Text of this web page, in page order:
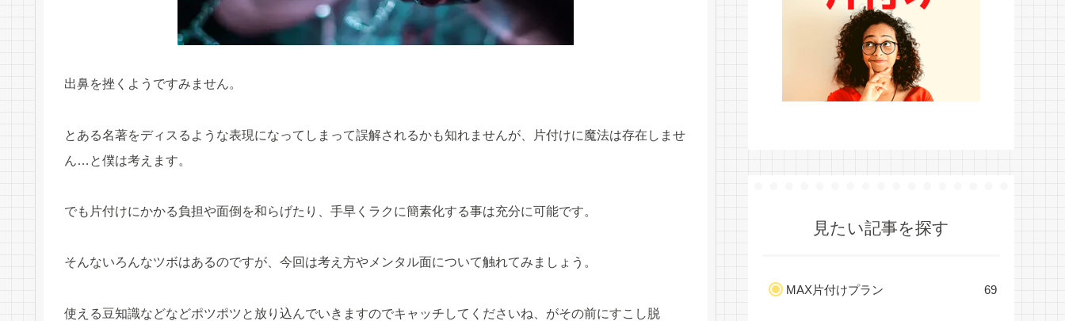
出鼻を挫くようですみません。
とある名著をディスるような表現になってしまって誤解されるかも知れませんが、片付けに魔法は存在しませ
ん…と僕は考えます。
でも片付けにかかる負担や面倒を和らげたり、手早くラクに簡素化する事は充分に可能です。
そんないろんなツボはあるのですが、今回は考え方やメンタル面について触れてみましょう。
使える豆知識などなどポツポツと放り込んでいきますのでキャッチしてくださいね、がその前にすこし脱
見たい記事を探す
MAX片付けプラン 69